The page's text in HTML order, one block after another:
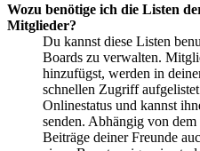
Wozu benötige ich die Listen
Mitglieder?
Du kannst diese Listen
Boards zu verwalten.
hinzufügst, werden in
schnellen Zugriff
Onlinestatus und kannst
senden. Abhängig von
Beiträge deiner Freunde